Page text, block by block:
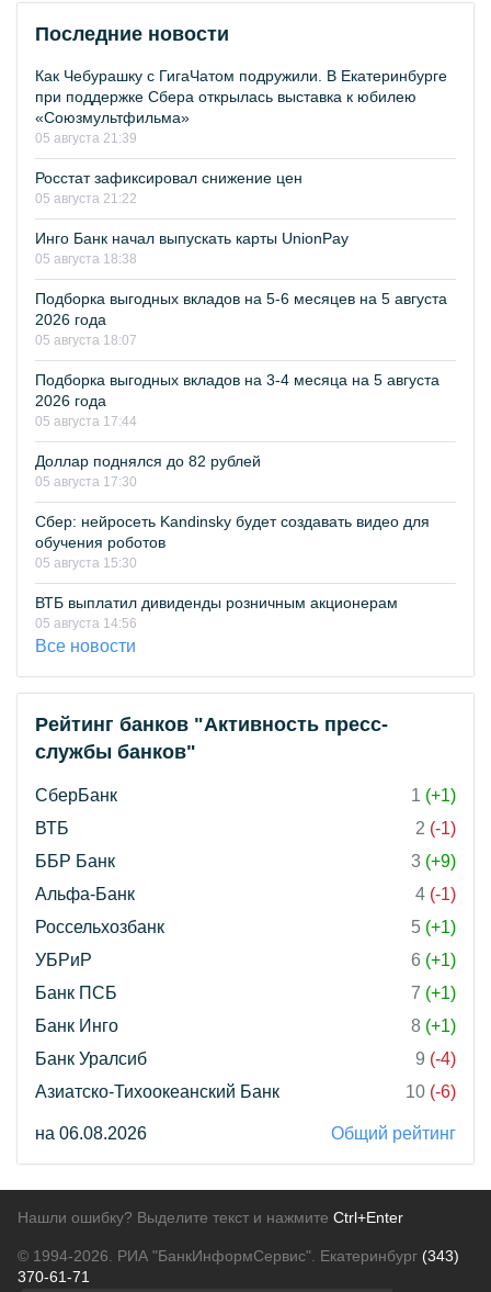
Последние новости
Как Чебурашку с ГигаЧатом подружили. В Екатеринбурге
при поддержке Сбера открылась выставка к юбилею
«Союзмультфильма»
05 августа 21:39
Росстат зафиксировал снижение цен
05 августа 21:22
Инго Банк начал выпускать карты UnionPay
05 августа 18:38
Подборка выгодных вкладов на 5-6 месяцев на 5 августа
2026 года
05 августа 18:07
Подборка выгодных вкладов на 3-4 месяца на 5 августа
2026 года
05 августа 17:44
Доллар поднялся до 82 рублей
05 августа 17:30
Сбер: нейросеть Kandinsky будет создавать видео для
обучения роботов
05 августа 15:30
ВТБ выплатил дивиденды розничным акционерам
05 августа 14:56
Все новости
Рейтинг банков "Активность пресс-
службы банков"
СберБанк 1 (+1)
ВТБ
2 (-1)
ББР Банк
3 (+9)
Альфа-Банк
4 (-1)
Россельхозбанк
5 (+1)
УБРиР
6 (+1)
Банк ПСБ
7 (+1)
Банк Инго
8 (+1)
Банк Уралсиб
9 (-4)
Азиатско-Тихоокеанский Банк
10 (-6)
на 06.08.2026 Общий рейтинг
Нашли ошибку? Выделите текст и нажмите Ctrl+Enter
© 1994-2026. РИА "БанкИнформСервис". Екатеринбург (343)
370-61-71